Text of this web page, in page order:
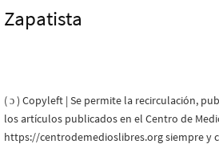
Zapatista
( ɔ ) Copyleft | Se permite la recirculación,
los artículos publicados en el Centro de
https://centrodemedioslibres.org siempre y